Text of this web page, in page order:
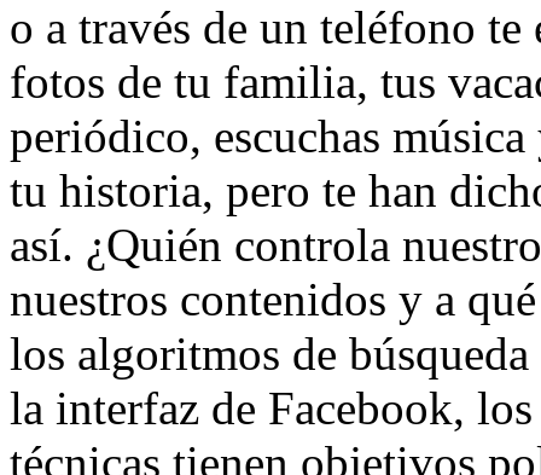
o a través de un teléfono te
fotos de tu familia, tus
periódico, escuchas
tu historia, pero te han
así. ¿Quién controla
nuestros contenidos y a
los algoritmos de
la interfaz de Facebook,
técnicas tienen objetivos